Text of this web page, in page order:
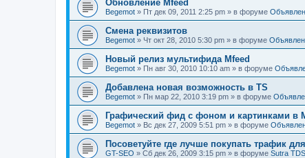
Обновление Mfeed
Begemot » Пт дек 09, 2011 2:25 pm » в форуме
Смена реквизитов
Begemot » Чт окт 28, 2010 5:30 pm » в форуме
Новый релиз мультифида Mfeed
Begemot » Пн авг 30, 2010 10:10 am » в форуме
Добавлена новая возможность в TS
Begemot » Пн мар 22, 2010 3:19 pm » в форуме
Графический фид с фоном и картинками в
Begemot » Вс дек 27, 2009 5:51 pm » в форуме
Посоветуйте где лучше покупать трафик
GT-SEO » Сб дек 26, 2009 3:15 pm » в форуме Sutra